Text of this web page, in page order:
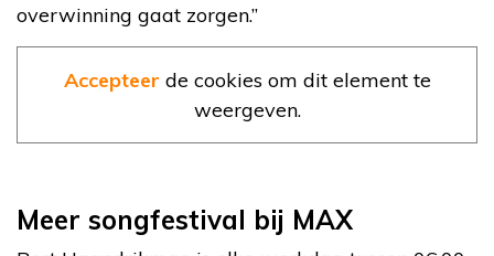
overwinning gaat zorgen.”
Accepteer de cookies om dit element te
weergeven.
Meer songfestival bij MAX